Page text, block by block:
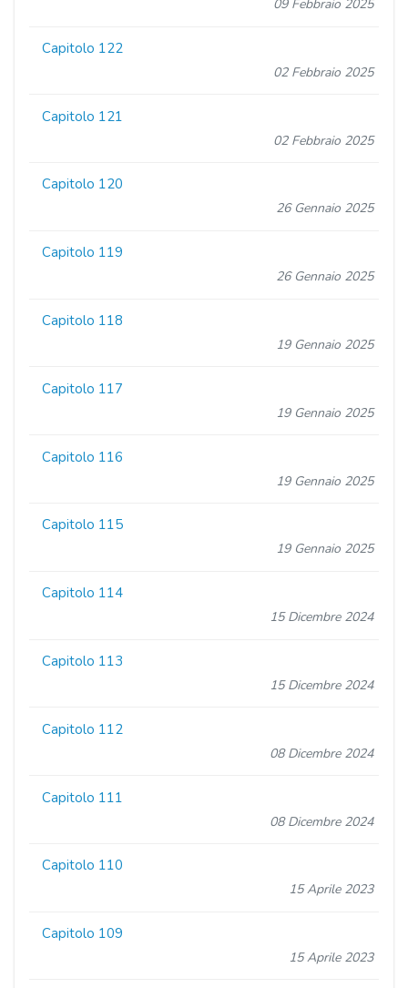
09 Febbraio 2025
Capitolo 122
02 Febbraio 2025
Capitolo 121
02 Febbraio 2025
Capitolo 120
26 Gennaio 2025
Capitolo 119
26 Gennaio 2025
Capitolo 118
19 Gennaio 2025
Capitolo 117
19 Gennaio 2025
Capitolo 116
19 Gennaio 2025
Capitolo 115
19 Gennaio 2025
Capitolo 114
15 Dicembre 2024
Capitolo 113
15 Dicembre 2024
Capitolo 112
08 Dicembre 2024
Capitolo 111
08 Dicembre 2024
Capitolo 110
15 Aprile 2023
Capitolo 109
15 Aprile 2023